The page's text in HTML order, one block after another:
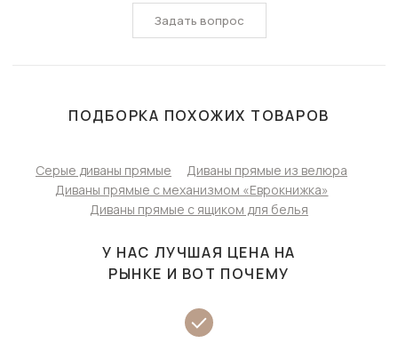
Задать вопрос
ПОДБОРКА ПОХОЖИХ ТОВАРОВ
Серые диваны прямые
Диваны прямые из велюра
Диваны прямые с механизмом «Еврокнижка»
Диваны прямые с ящиком для белья
У НАС ЛУЧШАЯ ЦЕНА НА
РЫНКЕ И ВОТ ПОЧЕМУ